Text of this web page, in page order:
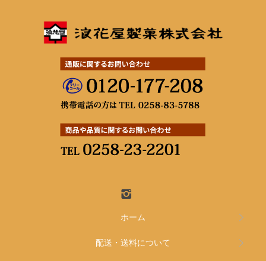
ホーム
配送・送料について